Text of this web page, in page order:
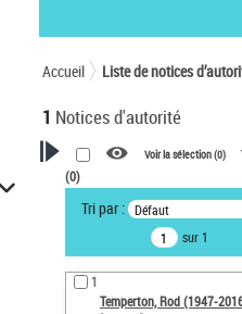
Accueil Liste de notices
1 Notices d'autorité
VOTRE RECHERCHE
Recherche avancée dans
notices d’autorité
Œuvres liées à l'auteur :
Temperton, Rod (1947-
Voir la sélection (0)
(0)
Tri par : Défaut
sur 1
1
Temperton, Rod (1947-